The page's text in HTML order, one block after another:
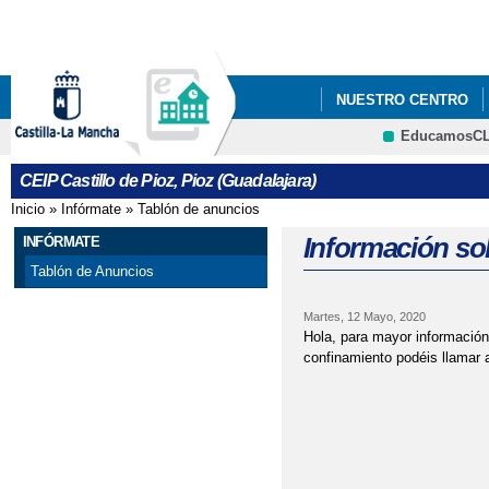
NUESTRO CENTRO
PROYECTO
CEIP Castillo de Pioz, Pioz (Guadalajara)
Se encuentra usted aquí
Inicio » Infórmate » Tablón de anuncios
INFÓRMATE
Tablón de Anuncios
Información
Martes, 12 Mayo, 2020
Hola, para mayor
confinamiento podéis llamar